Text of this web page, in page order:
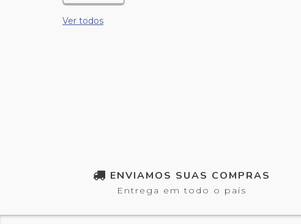
Ver todos
ENVIAMOS SUAS COMPRAS
Entrega em todo o país